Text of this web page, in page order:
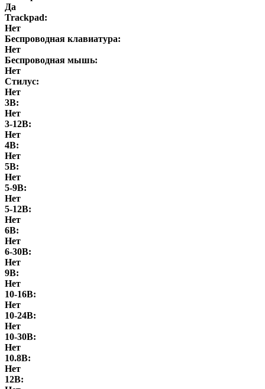
Да
Trackpad:
Нет
Беспроводная клавиатура:
Нет
Беспроводная мышь:
Нет
Стилус:
Нет
3В:
Нет
3-12В:
Нет
4В:
Нет
5В:
Нет
5-9В:
Нет
5-12В:
Нет
6В:
Нет
6-30В:
Нет
9В:
Нет
10-16В:
Нет
10-24В:
Нет
10-30В:
Нет
10.8В:
Нет
12В: